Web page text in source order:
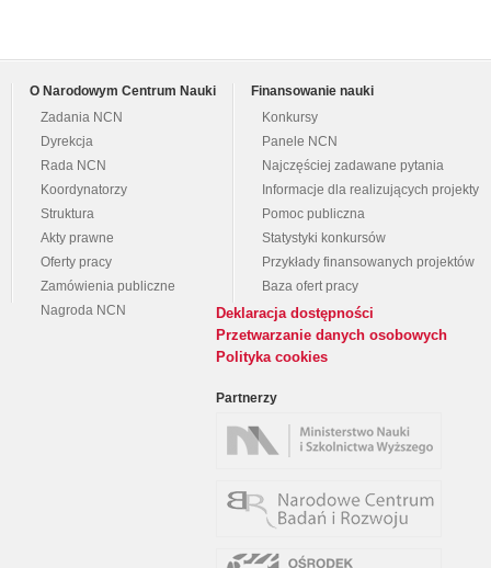
O Narodowym Centrum Nauki
Zadania NCN
Dyrekcja
Rada NCN
Koordynatorzy
Struktura
Akty prawne
Oferty pracy
Zamówienia publiczne
Nagroda NCN
Finansowanie nauki
Konkursy
Panele NCN
Najczęściej zadawane pytania
Informacje dla realizujących projekty
Pomoc publiczna
Statystyki konkursów
Przykłady finansowanych projektów
Baza ofert pracy
Deklaracja dostępności
Przetwarzanie danych osobowych
Polityka cookies
Partnerzy